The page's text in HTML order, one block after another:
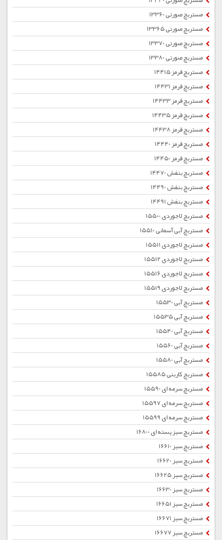
مستربچ صورتی 13360
مستربچ صورتی 13365
مستربچ صورتی 13370
مستربچ صورتی 13380
مستربچ قرمز 14415
مستربچ قرمز 14431
مستربچ قرمز 14433
مستربچ قرمز 14435
مستربچ قرمز 14438
مستربچ قرمز 14440
مستربچ قرمز 14450
مستربچ بنفش 14470
مستربچ بنفش 14490
مستربچ بنفش 14491
مستربچ لاجوردی 15500
مستربچ آبی آسمانی 15510
مستربچ لاجوردی 15511
مستربچ لاجوردی 15512
مستربچ لاجوردی 15516
مستربچ لاجوردی 15519
مستربچ آبی 15530
مستربچ آبی 15535
مستربچ آبی 15540
مستربچ آبی 15560
مستربچ آبی 15580
مستربچ کاربنی 15585
مستربچ سرمه ای 15590
مستربچ سرمه ای 15597
مستربچ سرمه ای 15599
مستربچ سبز پسته ای 16800
مستربچ سبز 16610
مستربچ سبز 16620
مستربچ سبز 16625
مستربچ سبز 16630
مستربچ سبز 16651
مستربچ سبز 16671
مستربچ سبز 16677